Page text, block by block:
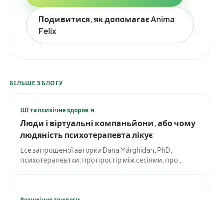
Подивитися, як допомагає Anima
Felix
БІЛЬШЕ З БЛОГУ
ШІ та психічне здоров’я
Люди і віртуальні компаньйони, або чому
людяність психотерапевта лікує
Есе запрошеної авторки Dana Mărghidan, PhD,
психотерапевтки: про простір між сесіями, про